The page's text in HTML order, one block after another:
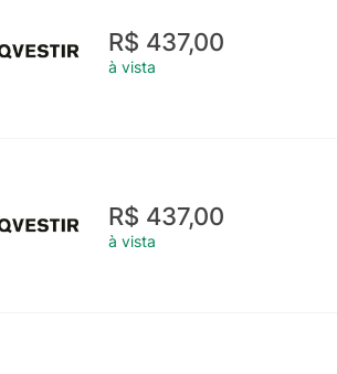
R$ 437,00
à vista
R$ 437,00
à vista